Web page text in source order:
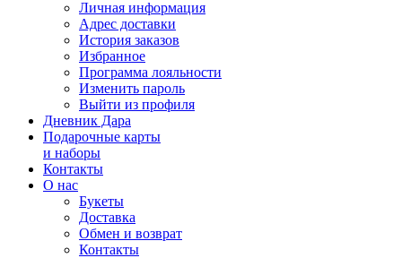
Личная информация
Адрес доставки
История заказов
Избранное
Программа лояльности
Изменить пароль
Выйти из профиля
Дневник Дара
Подарочные карты
и наборы
Контакты
О нас
Букеты
Доставка
Обмен и возврат
Контакты